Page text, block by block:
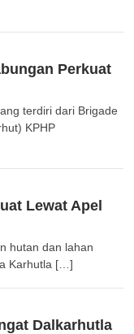
Perkuat
terdiri dari Brigade
KPHP
Lewat Apel
hutan dan lahan
Karhutla […]
Dalkarhutla